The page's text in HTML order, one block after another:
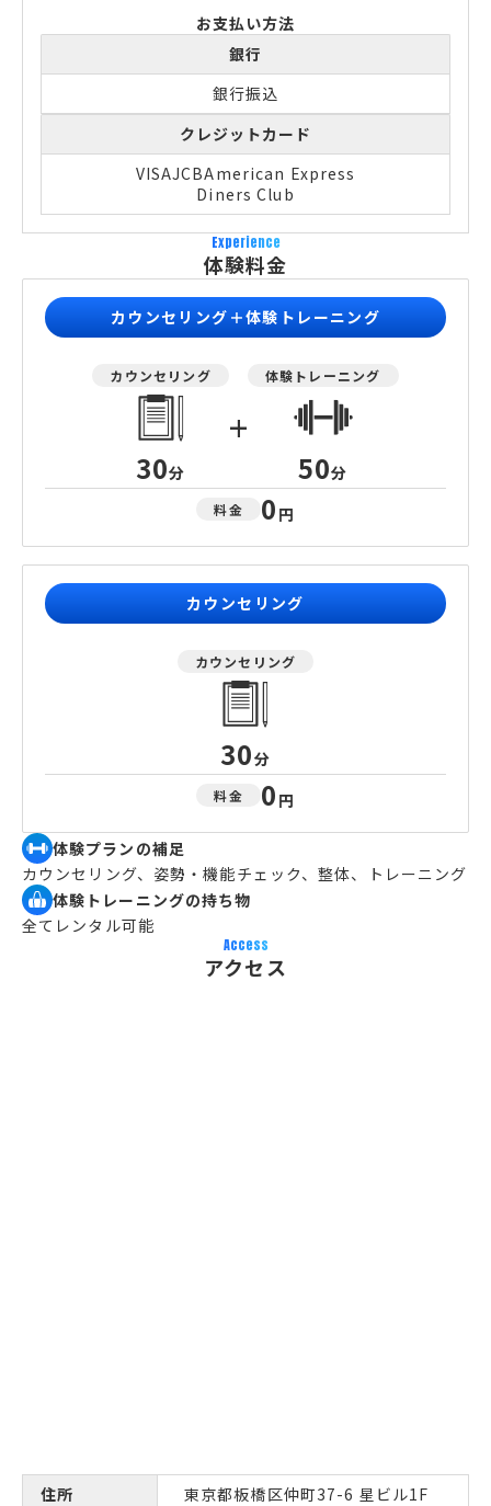
お支払い方法
銀行
銀行振込
クレジットカード
VISAJCBAmerican Express
Diners Club
Experience
体験料金
カウンセリング＋体験トレーニング
カウンセリング
30分
+
体験トレーニング
50分
料金 0 円
カウンセリング
カウンセリング
30分
料金 0 円
体験プランの補足
カウンセリング、姿勢・機能チェック、整体、トレーニング
体験トレーニングの持ち物
全てレンタル可能
Access
アクセス
住所
東京都板橋区仲町37-6 星ビル1F